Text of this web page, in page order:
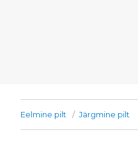
Eelmine pilt Järgmine pilt